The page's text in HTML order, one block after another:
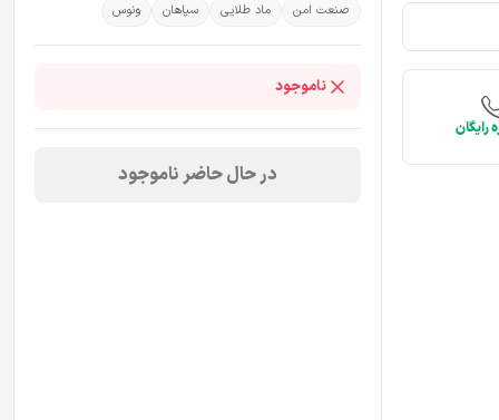
رایگان
صنعت امن
ماد طلایی سپاهان ونوس
ناموجود
در حال حاضر ناموجود